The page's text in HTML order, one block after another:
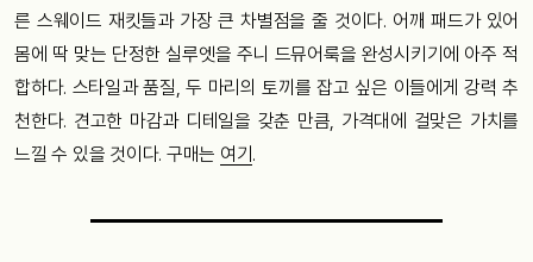
른 스웨이드 재킷들과 가장 큰 차별점을 줄 것이다. 어깨 패드가 있어
몸에 딱 맞는 단정한 실루엣을 주니 드뮤어룩을 완성시키기에 아주 적
합하다. 스타일과 품질, 두 마리의 토끼를 잡고 싶은 이들에게 강력 추
천한다. 견고한 마감과 디테일을 갖춘 만큼, 가격대에 걸맞은 가치를
느낄 수 있을 것이다. 구매는 여기.